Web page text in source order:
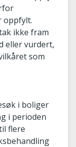
oppfylt.
ikke fram
eller vurdert,
som
i boliger
i perioden
flere